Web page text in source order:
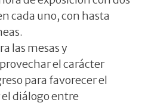
cada uno, con hasta
las mesas y
el carácter
para favorecer el
diálogo entre